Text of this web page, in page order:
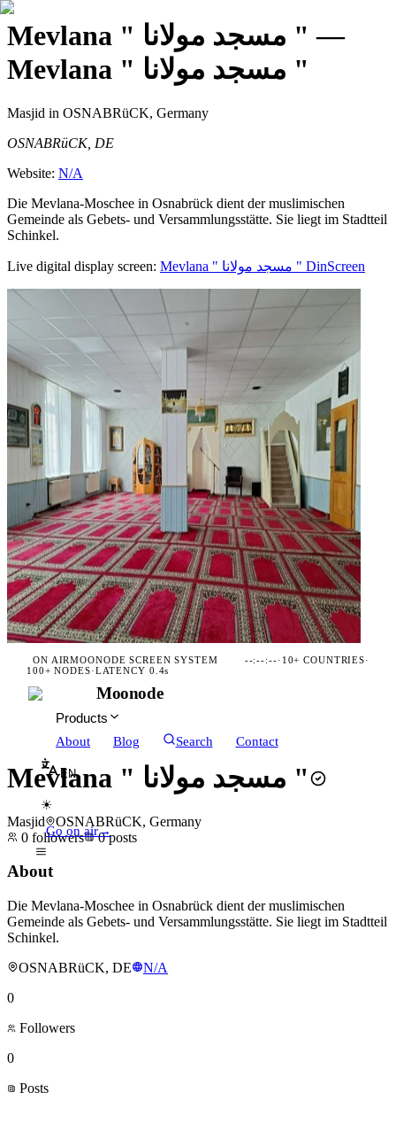
Mevlana " مسجد مولانا " —
Mevlana " مسجد مولانا "
Masjid in OSNABRüCK, Germany
OSNABRüCK, DE
Website: N/A
Die Mevlana-Moschee in Osnabrück dient der muslimischen
Gemeinde als Gebets- und Versammlungsstätte. Sie liegt im Stadtteil
Schinkel.
Live digital display screen: Mevlana " مسجد مولانا " DinScreen
ON AIRMOONODE SCREEN SYSTEM --:--:--· 10+ COUNTRIES·
100+ NODES·LATENCY 0.4s
Moonode
Products
About
Blog Search Contact
EN
☀
Go on air→
Mevlana " مسجد مولانا "
Masjid
OSNABRüCK, Germany
0 followers 0 posts
About
Die Mevlana-Moschee in Osnabrück dient der muslimischen
Gemeinde als Gebets- und Versammlungsstätte. Sie liegt im Stadtteil
Schinkel.
OSNABRüCK, DE
N/A
0
Followers
0
Posts